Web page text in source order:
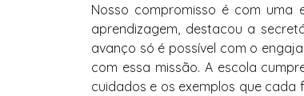
Nosso compromisso é com
aprendizagem, destacou a
avanço só é possível com o
com essa missão. A escola
cuidados e os exemplos que cada